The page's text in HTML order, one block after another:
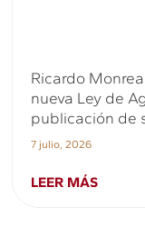
Ricardo
nueva Ley de
publicación de
7 julio, 2026
LEER MÁS